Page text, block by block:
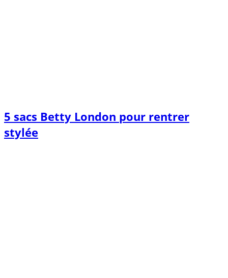
5 sacs Betty London pour rentrer
stylée